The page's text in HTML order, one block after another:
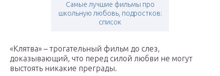
Самые лучшие фильмы про
школьную любовь, подростков:
список
«Клятва» – трогательный фильм до слез,
доказывающий, что перед силой любви не могут
выстоять никакие преграды.